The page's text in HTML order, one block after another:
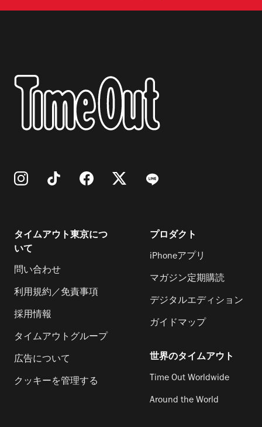
タイムアウト東京につ
いて
問い合わせ
利用規約／免責事項
採用情報
タイムアウトグループ
広告について
クッキーを管理する
プロダクト
iPhoneアプリ
マガジン定期購読
デジタルエディション
ガイドマップ
世界のタイムアウト
Time Out Worldwide
Around the World